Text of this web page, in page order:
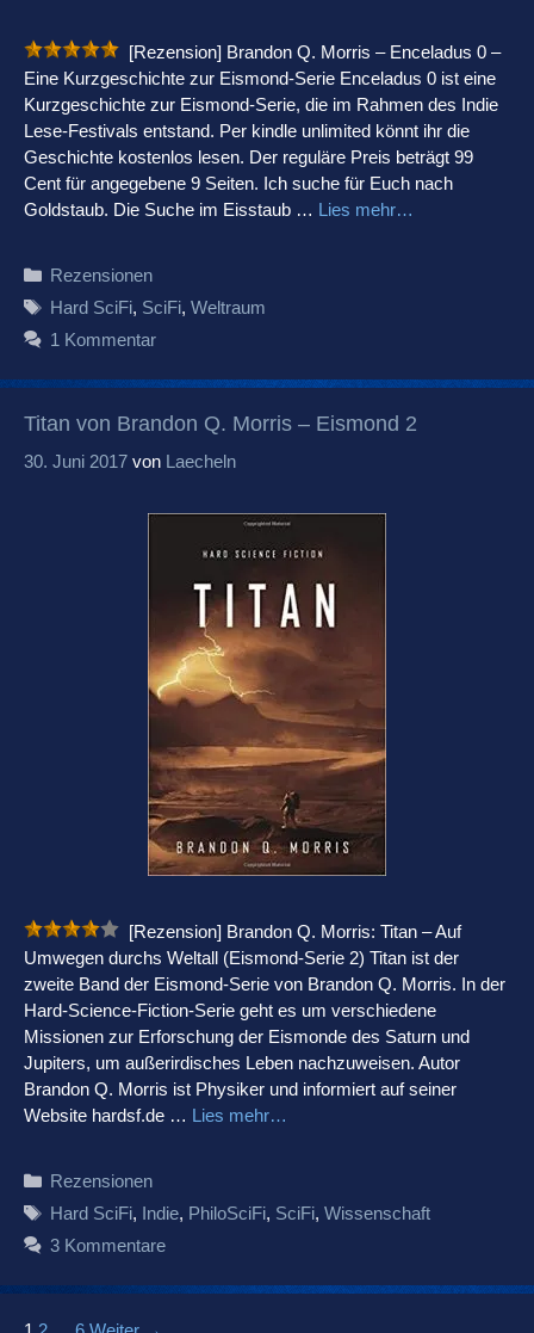
[Rezension] Brandon Q. Morris – Enceladus 0 –
Eine Kurzgeschichte zur Eismond-Serie Enceladus 0 ist eine
Kurzgeschichte zur Eismond-Serie, die im Rahmen des Indie
Lese-Festivals entstand. Per kindle unlimited könnt ihr die
Geschichte kostenlos lesen. Der reguläre Preis beträgt 99
Cent für angegebene 9 Seiten. Ich suche für Euch nach
Goldstaub. Die Suche im Eisstaub … Lies mehr…
Kategorien
Rezensionen
Schlagwörter
Hard SciFi, SciFi, Weltraum
1 Kommentar
Titan von Brandon Q. Morris – Eismond 2
30. Juni 2017 von Laecheln
[Rezension] Brandon Q. Morris: Titan – Auf
Umwegen durchs Weltall (Eismond-Serie 2) Titan ist der
zweite Band der Eismond-Serie von Brandon Q. Morris. In der
Hard-Science-Fiction-Serie geht es um verschiedene
Missionen zur Erforschung der Eismonde des Saturn und
Jupiters, um außerirdisches Leben nachzuweisen. Autor
Brandon Q. Morris ist Physiker und informiert auf seiner
Website hardsf.de … Lies mehr…
Kategorien
Rezensionen
Schlagwörter
Hard SciFi, Indie, PhiloSciFi, SciFi, Wissenschaft
3 Kommentare
Beitrags-